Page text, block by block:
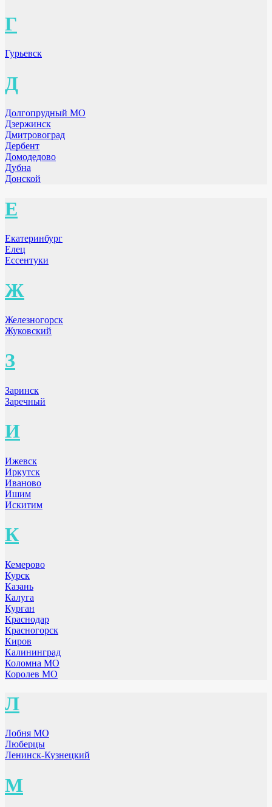
Г
Гурьевск
Д
Долгопрудный МО
Дзержинск
Дмитровоград
Дербент
Домодедово
Дубна
Донской
Е
Екатеринбург
Елец
Ессентуки
Ж
Железногорск
Жуковский
З
Заринск
Заречный
И
Ижевск
Иркутск
Иваново
Ишим
Искитим
К
Кемерово
Курск
Казань
Калуга
Курган
Краснодар
Красногорск
Киров
Калининград
Коломна МО
Королев МО
Л
Лобня МО
Люберцы
Ленинск-Кузнецкий
М